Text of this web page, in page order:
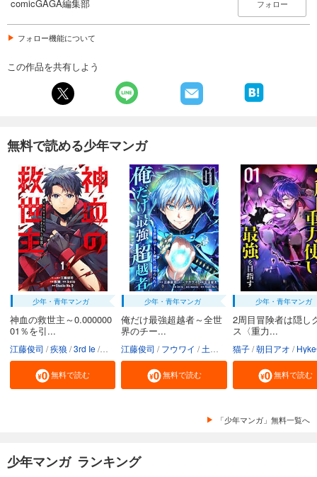
comicGAGA編集部 フォロー
フォロー機能について
この作品を共有しよう
無料で読める少年マンガ
少年・青年マンガ
神血の救世主～0.000000
01％を引...
江藤俊司 疾狼 3rd Ie Studio No.9
無料で読む
少年・青年マンガ
俺だけ最強超越者～全世
界のチー...
江藤俊司 フウワイ 土田健太 3rd Ie maruco
無料で読む
少年・青年マンガ
2周目冒険者は隠し
ス〈重力...
猫子 朝日アオ
無料で読む
「少年マンガ」無料一覧へ
少年マンガ ランキング